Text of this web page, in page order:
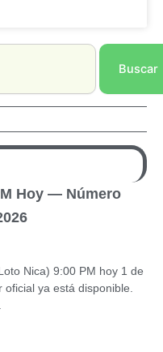
Buscar
Hoy — Número
Nica) 9:00 PM hoy 1 de
ya está disponible.